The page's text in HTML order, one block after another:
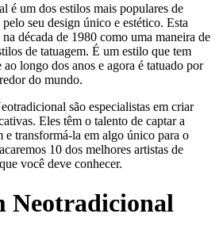
é um dos estilos mais populares de
seu design único e estético. Esta
década de 1980 como uma maneira de
de tatuagem. É um estilo que tem
longo dos anos e agora é tatuado por
do mundo.
são especialistas em criar
Eles têm o talento de captar a
e transformá-la em algo único para o
10 dos melhores artistas de
você deve conhecer.
Neotradicional